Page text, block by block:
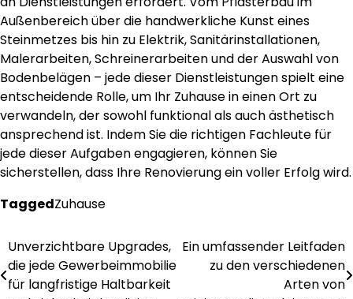
Außenbereich über die handwerkliche Kunst eines
Steinmetzes bis hin zu Elektrik, Sanitärinstallationen,
Malerarbeiten, Schreinerarbeiten und der Auswahl von
Bodenbelägen – jede dieser Dienstleistungen spielt eine
entscheidende Rolle, um Ihr Zuhause in einen Ort zu
verwandeln, der sowohl funktional als auch ästhetisch
ansprechend ist. Indem Sie die richtigen Fachleute für
jede dieser Aufgaben engagieren, können Sie
sicherstellen, dass Ihre Renovierung ein voller Erfolg wird.
TaggedZuhause
Post
navigation
Unverzichtbare Upgrades,
die jede Gewerbeimmobilie
für langfristige Haltbarkeit
Ein umfassender Leitfaden
zu den verschiedenen
Arten von